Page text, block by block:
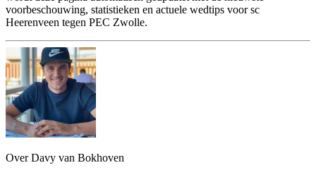
voorbeschouwing, statistieken en actuele wedtips voor sc
Heerenveen tegen PEC Zwolle.
Over Davy van Bokhoven